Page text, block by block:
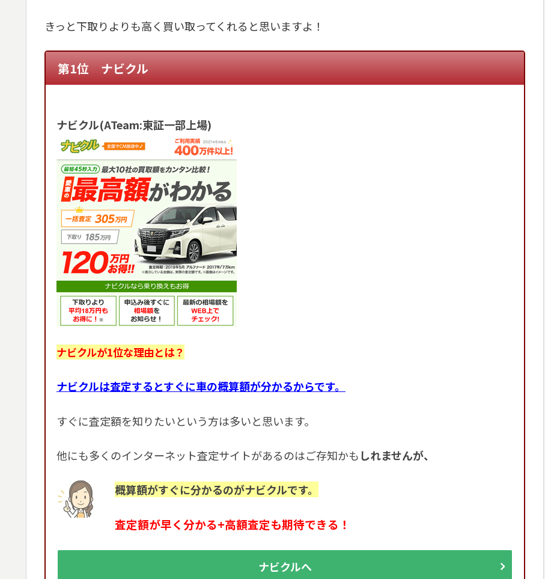
きっと下取りよりも高く買い取ってくれると思いますよ！
第1位 ナビクル
ナビクル(ATeam:東証一部上場)
ナビクルが1位な理由とは？
ナビクルは査定するとすぐに車の概算額が分かるからです。
すぐに査定額を知りたいという方は多いと思います。
他にも多くのインターネット査定サイトがあるのはご存知かもしれませんが、
概算額がすぐに分かるのがナビクルです。
査定額が早く分かる+高額査定も期待できる！
ナビクルへ